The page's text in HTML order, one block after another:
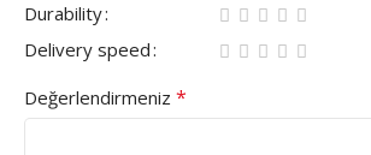
Durability
Delivery speed
Değerlendirmeniz *